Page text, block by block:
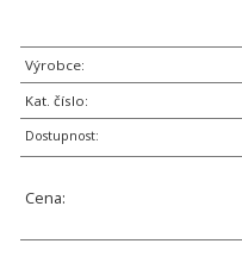
Výrobce:
Kat. číslo:
Dostupnost:
Cena: